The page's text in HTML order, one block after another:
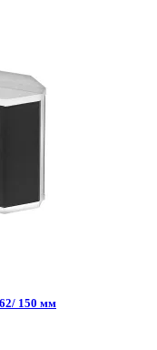
150 мм